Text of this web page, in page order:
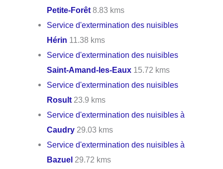
Petite-Forêt 8.83 kms
Service d'extermination des nuisibles
Hérin 11.38 kms
Service d'extermination des nuisibles
Saint-Amand-les-Eaux 15.72 kms
Service d'extermination des nuisibles
Rosult 23.9 kms
Service d'extermination des nuisibles à
Caudry 29.03 kms
Service d'extermination des nuisibles à
Bazuel 29.72 kms